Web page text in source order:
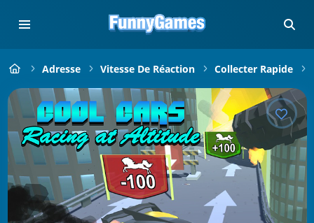
Adresse Vitesse De Réaction Collecter Rapide